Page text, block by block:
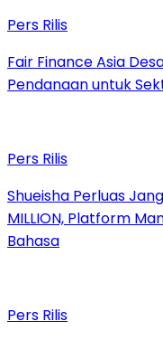
Pers Rilis
Fair Finance Asia
Pendanaan untuk
Pers Rilis
Shueisha Perluas
MILLION, Platform
Bahasa
Pers Rilis